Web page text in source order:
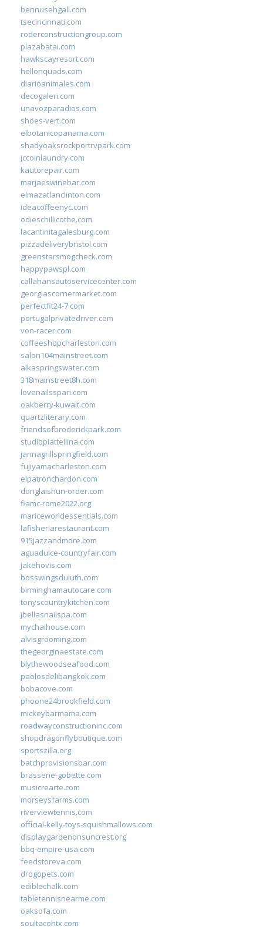
bennusehgall.com
tsecincinnati.com
roderconstructiongroup.com
plazabatai.com
hawkscayresort.com
hellonquads.com
diarioanimales.com
decogaleri.com
unavozparadios.com
shoes-vert.com
elbotanicopanama.com
shadyoaksrockportrvpark.com
jccoinlaundry.com
kautorepair.com
marjaeswinebar.com
elmazatlanclinton.com
ideacoffeenyc.com
odieschillicothe.com
lacantinitagalesburg.com
pizzadeliverybristol.com
greenstarsmogcheck.com
happypawspl.com
callahansautoservicecenter.com
georgiascornermarket.com
perfectfit24-7.com
portugalprivatedriver.com
von-racer.com
coffeeshopcharleston.com
salon104mainstreet.com
alkaspringswater.com
318mainstreet8h.com
lovenailsspari.com
oakberry-kuwait.com
quartzliterary.com
friendsofbroderickpark.com
studiopiattellina.com
jannagrillspringfield.com
fujiyamacharleston.com
elpatronchardon.com
donglaishun-order.com
fiamc-rome2022.org
mariceworldessentials.com
lafisheriarestaurant.com
915jazzandmore.com
aguadulce-countryfair.com
jakehovis.com
bosswingsduluth.com
birminghamautocare.com
tonyscountrykitchen.com
jbellasnailspa.com
mychaihouse.com
alvisgrooming.com
thegeorginaestate.com
blythewoodseafood.com
paolosdelibangkok.com
bobacove.com
phoone24brookfield.com
mickeybarmama.com
roadwayconstructioninc.com
shopdragonflyboutique.com
sportszilla.org
batchprovisionsbar.com
brasserie-gobette.com
musicrearte.com
morseysfarms.com
riverviewtennis.com
official-kelly-toys-squishmallows.com
displaygardenonsuncrest.org
bbq-empire-usa.com
feedstoreva.com
drogopets.com
ediblechalk.com
tabletennisnearme.com
oaksofa.com
soultacohtx.com